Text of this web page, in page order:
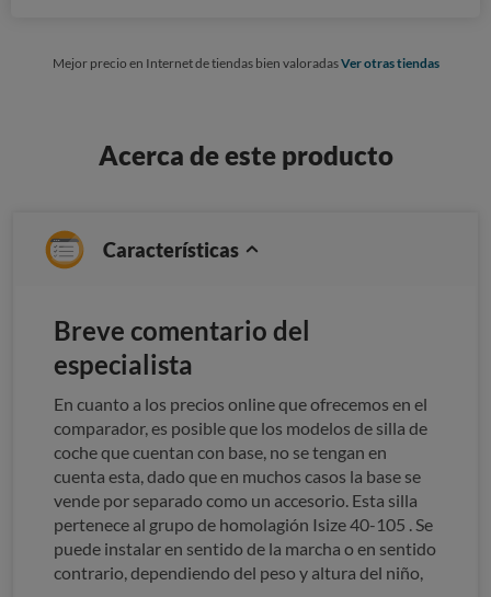
Mejor precio en Internet de tiendas bien valoradasVer otras tiendas
Acerca de este producto
Características
Breve comentario del
especialista
En cuanto a los precios online que ofrecemos en el
comparador, es posible que los modelos de silla de
coche que cuentan con base, no se tengan en
cuenta esta, dado que en muchos casos la base se
vende por separado como un accesorio. Esta silla
pertenece al grupo de homolagión Isize 40-105 . Se
puede instalar en sentido de la marcha o en sentido
contrario, dependiendo del peso y altura del niño,